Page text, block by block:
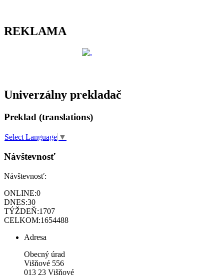
REKLAMA
Univerzálny prekladač
Preklad (translations)
Select Language ▼
Návštevnosť
Návštevnosť:
ONLINE:0
DNES:30
TÝŽDEŇ:1707
CELKOM:1654488
Adresa
Obecný úrad
Višňové 556
013 23 Višňové